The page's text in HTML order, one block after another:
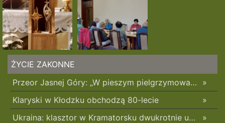
ŻYCIE ZAKONNE
»
Przeor Jasnej Góry: „W pieszym pielgrzymowaniu jest coś niezwykłego”
»
Klaryski w Kłodzku obchodzą 80-lecie
»
Ukraina: klasztor w Kramatorsku dwukrotnie uszkodzony w ciągu trzech tygodni